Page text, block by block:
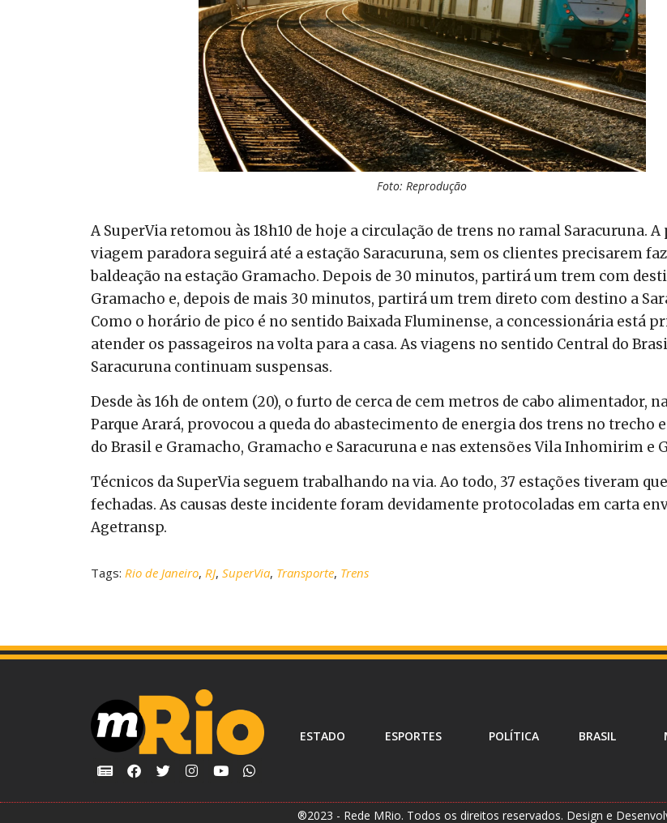
Foto: Reprodução
A SuperVia retomou às 18h10 de hoje a circulação de trens no ramal Saracuruna.
viagem paradora seguirá até a estação Saracuruna, sem os clientes precisarem
baldeação na estação Gramacho. Depois de 30 minutos, partirá um trem com
Gramacho e, depois de mais 30 minutos, partirá um trem direto com destino a
Como o horário de pico é no sentido Baixada Fluminense, a concessionária está
atender os passageiros na volta para a casa. As viagens no sentido Central do
Saracuruna continuam suspensas.
Desde às 16h de ontem (20), o furto de cerca de cem metros de cabo alimentador,
Parque Arará, provocou a queda do abastecimento de energia dos trens no trecho
do Brasil e Gramacho, Gramacho e Saracuruna e nas extensões Vila Inhomirim e
Técnicos da SuperVia seguem trabalhando na via. Ao todo, 37 estações tiveram
fechadas. As causas deste incidente foram devidamente protocoladas em carta
Agetransp.
Tags: Rio de Janeiro, RJ, SuperVia, Transporte, Trens
ESTADO ESPORTES POLÍTICA BRASIL
®2023 - Rede MRio. Todos os direitos reservados. Design e